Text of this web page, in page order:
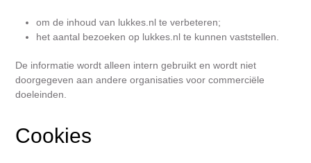
om de inhoud van lukkes.nl te verbeteren;
het aantal bezoeken op lukkes.nl te kunnen vaststellen.
De informatie wordt alleen intern gebruikt en wordt niet
doorgegeven aan andere organisaties voor commerciële
doeleinden.
Cookies